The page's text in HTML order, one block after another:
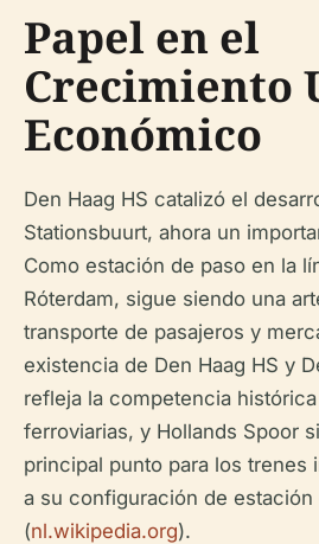
Papel en el
Crecimiento
Económico
Den Haag HS catalizó el
Stationsbuurt, ahora un
Como estación de paso en la
Róterdam, sigue siendo una
transporte de pasajeros y
existencia de Den Haag HS y
refleja la competencia
ferroviarias, y Hollands Spoor
principal punto para los trenes
a su configuración de estación
(nl.wikipedia.org).